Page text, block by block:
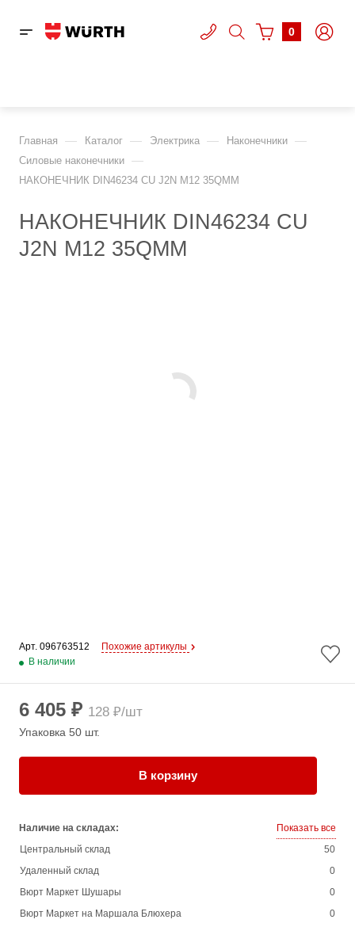
0
Главная — Каталог — Электрика — Наконечники —
Cиловые наконечники —
НАКОНЕЧНИК DIN46234 CU J2N M12 35QMM
НАКОНЕЧНИК DIN46234 CU
J2N M12 35QMM
Арт. 096763512
Похожие артикулы
В наличии
6 405 ₽ 128 ₽/шт
Упаковка 50 шт.
В корзину
Наличие на складах:
Показать все
Центральный склад
50
Удаленный склад
0
Вюрт Маркет Шушары
0
Вюрт Маркет на Маршала Блюхера
0